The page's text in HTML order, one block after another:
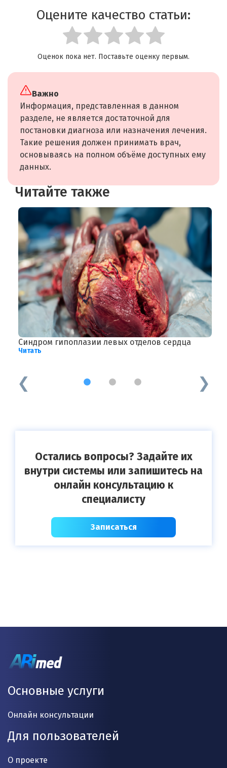
Оцените качество статьи:
Оценок пока нет. Поставьте оценку первым.
Важно
Информация, представленная в данном
разделе, не является достаточной для
постановки диагноза или назначения лечения.
Такие решения должен принимать врач,
основываясь на полном объёме доступных ему
данных.
Читайте также
Синдром гипоплазии левых отделов сердца
Читать
1 2 3
Остались вопросы? Задайте их
внутри системы или запишитесь на
онлайн консультацию к
специалисту
Записаться
Основные услуги
Онлайн консультации
Для пользователей
О проекте